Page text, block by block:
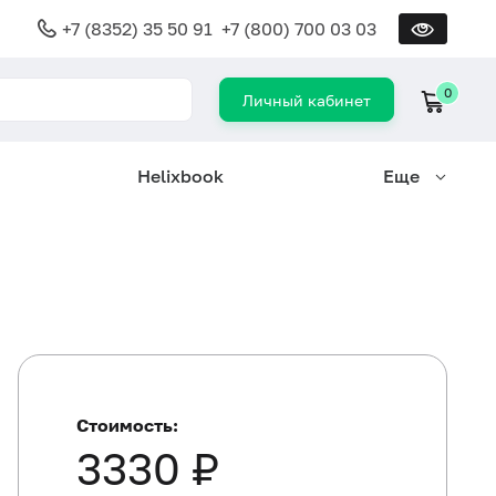
+7 (8352) 35 50 91 +7 (800) 700 03 03
Личный кабинет 0
Helixbook Еще
Стоимость:
3330 ₽